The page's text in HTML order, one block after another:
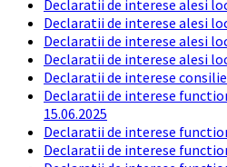
Declaratii de interese alesi
Declaratii de interese alesi
Declaratii de interese alesi
Declaratii de interese alesi
Declaratii de interese
Declaratii de interese
15.06.2025
Declaratii de interese
Declaratii de interese